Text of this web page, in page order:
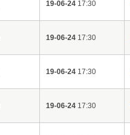
19-06-2417:30
19-06-2417:30
19-06-2417:30
19-06-2417:30